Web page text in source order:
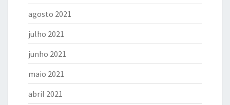
agosto 2021
julho 2021
junho 2021
maio 2021
abril 2021